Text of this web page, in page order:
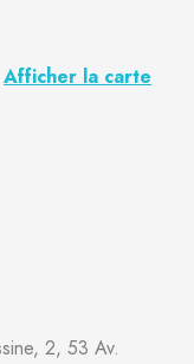
Afficher la carte
2, 53 Av.